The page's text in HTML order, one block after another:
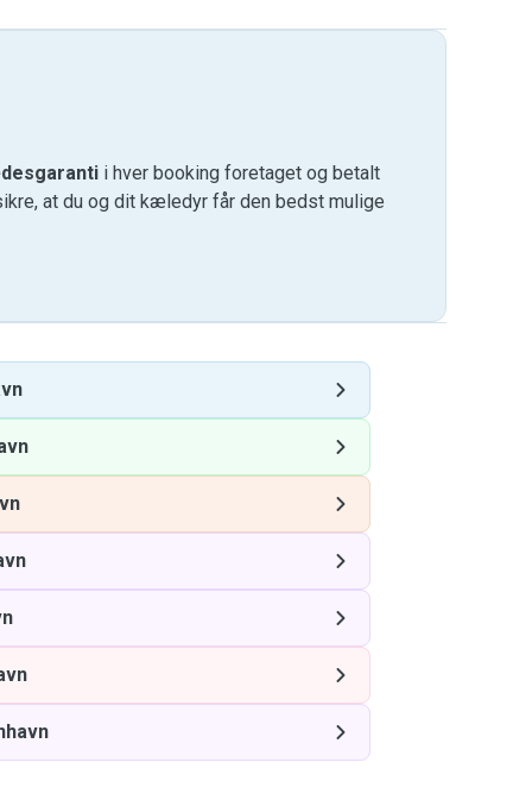
i hver booking foretaget og betalt
at du og dit kæledyr får den bedst mulige